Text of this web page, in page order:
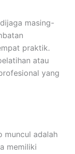
masing-
praktik.
atau
yang
muncul adalah
memiliki